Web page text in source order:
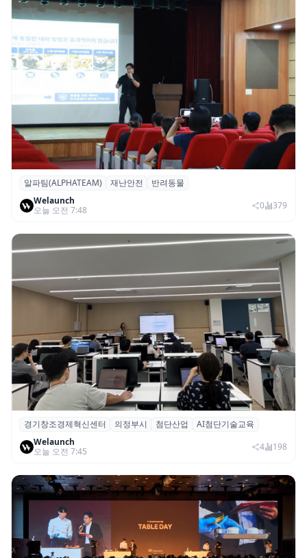
알파팀, ‘반려동물과 보호자를 위한 재난안전
세미나’ 개최
알파팀(ALPHATEAM) 재난안전
반려동물
Welaunch
오늘 오전 7:48
0 379
경기혁신센터, 의정부시 ‘AI 첨단기술교육’
기초·심화과정 성료
경기창조경제혁신센터 의정부시 첨단산업
AI첨단기술교육
Welaunch
오늘 오전 7:45
4 198